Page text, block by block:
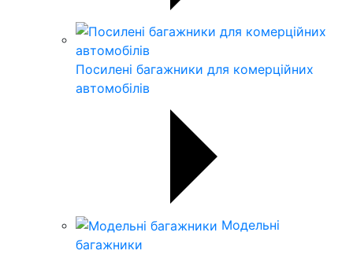
Посилені багажники для комерційних
автомобілів
Модельні
багажники